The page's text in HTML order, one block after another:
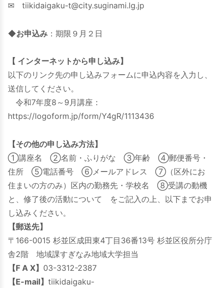
✉ tiikidaigaku-t@city.suginami.lg.jp
◆お申込み ：期限９月２日
【 インターネットから申し込み】
以下のリンク先の申し込みフォームに申込内容を入力し、
送信してください。
令和7年度8～9月講座：
https://logoform.jp/form/Y4gR/1113436
【その他の申し込み方法】
①講座名 ②名前・ふりがな ③年齢 ④郵便番号・
住所 ⑤電話番号 ⑥メールアドレス ⑦（区外にお
住まいの方のみ）区内の勤務先・学校名 ⑧受講の動機
と、修了後の活動について をご記入の上、以下までお申
し込みください。
【郵送先】
〒166-0015 杉並区成田東4丁目36番13号 杉並区役所分庁
舎2階 地域課すぎなみ地域大学担当
【F A X】 03-3312-2387
【E-mail】 tiikidaigaku-